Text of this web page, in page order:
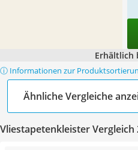
Erhältlich
ⓘ Informationen zur
Ähnliche Vergleiche
Vliestapetenkleister Vergleich